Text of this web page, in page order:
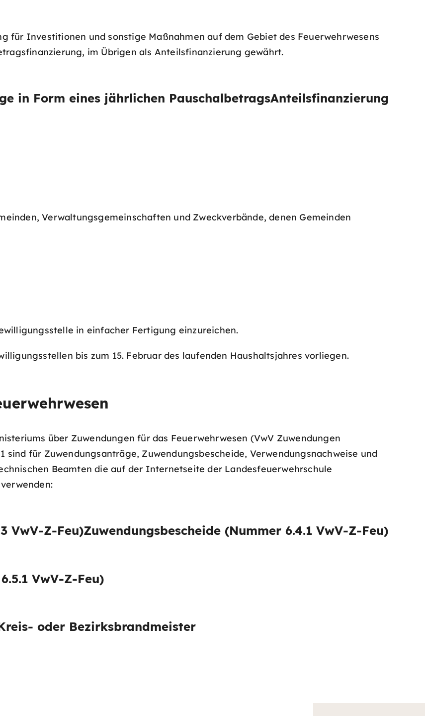
für Investitionen und sonstige Maßnahmen auf dem Gebiet des Feuerwehrwesens
im Übrigen als Anteilsfinanzierung gewährt.
in Form eines jährlichen PauschalbetragsAnteilsfinanzierung
Verwaltungsgemeinschaften und Zweckverbände, denen Gemeinden
in einfacher Fertigung einzureichen.
bis zum 15. Februar des laufenden Haushaltsjahres vorliegen.
über Zuwendungen für das Feuerwehrwesen (VwV Zuwendungen
sind für Zuwendungsanträge, Zuwendungsbescheide, Verwendungsnachweise und
Beamten die auf der Internetseite der Landesfeuerwehrschule
VwV-Z-Feu)Zuwendungsbescheide (Nummer 6.4.1 VwV-Z-Feu)
VwV-Z-Feu)
oder Bezirksbrandmeister